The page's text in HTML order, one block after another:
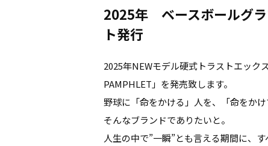
2025年 ベースボールグラ
ト発行
2025年NEWモデル硬式トラストエック
PAMPHLET」を発売致します。
野球に「命をかける」人を、「命をかけ
そんなブランドでありたいと。
人生の中で”一瞬”とも言える期間に、